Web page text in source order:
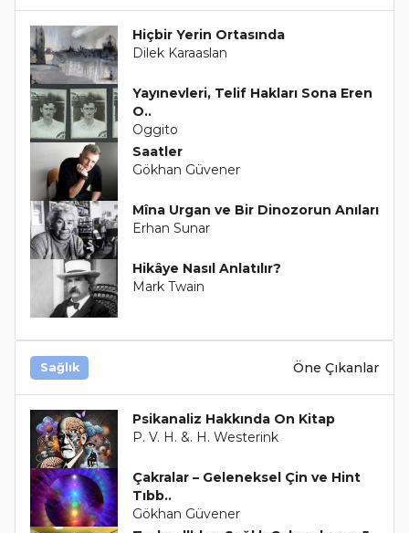
Hiçbir Yerin Ortasında
Dilek Karaaslan
Yayınevleri, Telif Hakları Sona Eren
O..
Oggito
Saatler
Gökhan Güvener
Mîna Urgan ve Bir Dinozorun Anıları
Erhan Sunar
Hikâye Nasıl Anlatılır?
Mark Twain
Sağlık Öne Çıkanlar
Psikanaliz Hakkında On Kitap
P. V. H. &. H. Westerink
Çakralar – Geleneksel Çin ve Hint
Tıbb..
Gökhan Güvener